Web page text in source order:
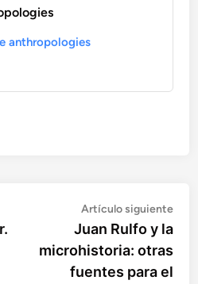
anthropologies
Artículo siguiente
Juan Rulfo y la
microhistoria: otras
fuentes para el